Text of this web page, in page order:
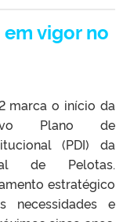
vigor no
marca o início da
Plano de
(PDI) da
de Pelotas.
estratégico
necessidades e